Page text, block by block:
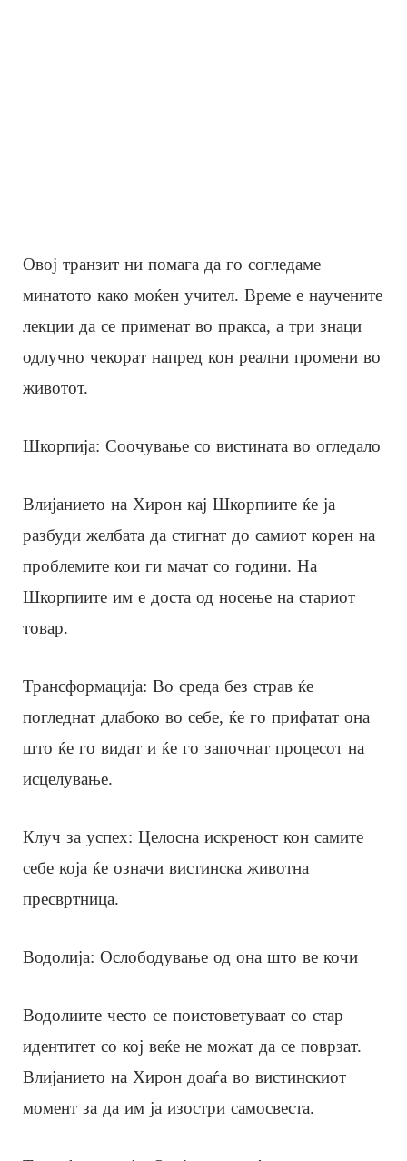
Овој транзит ни помага да го согледаме
минатото како моќен учител. Време е научените
лекции да се применат во пракса, а три знаци
одлучно чекорат напред кон реални промени во
животот.
Шкорпија: Соочување со вистината во огледало
Влијанието на Хирон кај Шкорпиите ќе ја
разбуди желбата да стигнат до самиот корен на
проблемите кои ги мачат со години. На
Шкорпиите им е доста од носење на стариот
товар.
Трансформација: Во среда без страв ќе
погледнат длабоко во себе, ќе го прифатат она
што ќе го видат и ќе го започнат процесот на
исцелување.
Клуч за успех: Целосна искреност кон самите
себе која ќе означи вистинска животна
пресвртница.
Водолија: Ослободување од она што ве кочи
Водолиите често се поистоветуваат со стар
идентитет со кој веќе не можат да се поврзат.
Влијанието на Хирон доаѓа во вистинскиот
момент за да им ја изостри самосвеста.